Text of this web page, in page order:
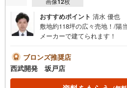
おすすめポイント 清水 優也
敷地約118坪の広々売地！/陽
メーカーで建てられます！
ブロンズ推奨店
西武開発 坂戸店